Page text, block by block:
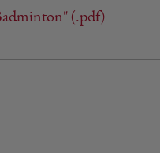
(.pdf)